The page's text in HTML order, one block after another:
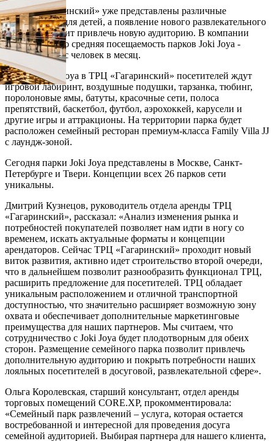
В ТРЦ «Гагаринский» уже представлены различные
предложения для детей, а появление нового развлекательного
центра позволит привлечь новую аудиторию. В компании
рассказали, что средняя посещаемость парков Joki Joya -
порядка 20 тыс человек в месяц.
В новом Joki Joya в ТРЦ «Гагаринский» посетителей ждут
игровой лабиринт, воздушные подушки, тарзанка, тюбинг,
поролоновые ямы, батуты, красочные сети, полоса
препятствий, баскетбол, футбол, аэрохоккей, карусели и
другие игры и аттракционы. На территории парка будет
расположен семейный ресторан премиум-класса Family Villa JJ
с лаундж-зоной.
Сегодня парки Joki Joya представлены в Москве, Санкт-
Петербурге и Твери. Концепции всех 26 парков сети
уникальны.
Дмитрий Кузнецов, руководитель отдела аренды ТРЦ
«Гагаринский», рассказал: «Анализ изменения рынка и
потребностей покупателей позволяет нам идти в ногу со
временем, искать актуальные форматы и концепции
арендаторов. Сейчас ТРЦ «Гагаринский» проходит новый
виток развития, активно идет строительство второй очереди,
что в дальнейшем позволит разнообразить функционал ТРЦ,
расширить предложение для посетителей. ТРЦ обладает
уникальным расположением и отличной транспортной
доступностью, что значительно расширяет возможную зону
охвата и обеспечивает дополнительные маркетинговые
преимущества для наших партнеров. Мы считаем, что
сотрудничество с Joki Joya будет плодотворным для обеих
сторон. Размещение семейного парка позволит привлечь
дополнительную аудиторию и покрыть потребности наших
лояльных посетителей в досуговой, развлекательной сфере».
Ольга Королевская, старший консультант, отдел аренды
торговых помещений CORE.XP, прокомментировала:
«Семейный парк развлечений – услуга, которая остается
востребованной и интересной для проведения досуга